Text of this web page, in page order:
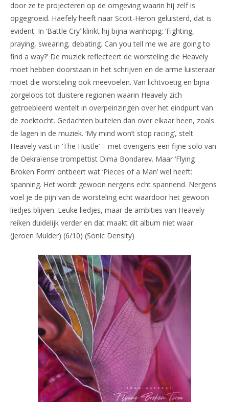
door ze te projecteren op de omgeving waarin hij zelf is
opgegroeid. Haefely heeft naar Scott-Heron geluisterd, dat is
evident. In ‘Battle Cry’ klinkt hij bijna wanhopig: ‘Fighting,
praying, swearing, debating. Can you tell me we are going to
find a way?’ De muziek reflecteert de worsteling die Heavely
moet hebben doorstaan in het schrijven en de arme luisteraar
moet die worsteling ook meevoelen. Van lichtvoetig en bijna
zorgeloos tot duistere regionen waarin Heavely zich
getroebleerd wentelt in overpeinzingen over het eindpunt van
de zoektocht. Gedachten buitelen dan over elkaar heen, zoals
de lagen in de muziek. ‘My mind won’t stop racing’, stelt
Heavely vast in ‘The Hustle’ – met overigens een fijne solo van
de Oekraïense trompettist Dima Bondarev. Maar ‘Flying
Broken Form’ ontbeert wat ‘Pieces of a Man’ wel heeft:
spanning. Het wordt gewoon nergens echt spannend. Nergens
voel je de pijn van de worsteling echt waardoor het gewoon
liedjes blijven. Leuke liedjes, maar de ambities van Heavely
reiken duidelijk verder en dat maakt dit album niet waar.
(Jeroen Mulder) (6/10) (Sonic Density)